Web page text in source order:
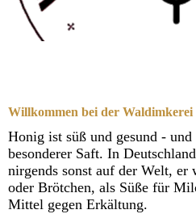
Willkommen bei der Waldimkerei
Honig ist süß und gesund -
besonderer Saft. In
nirgends sonst auf der Welt,
oder Brötchen, als Süße für
Mittel gegen Erkältung.